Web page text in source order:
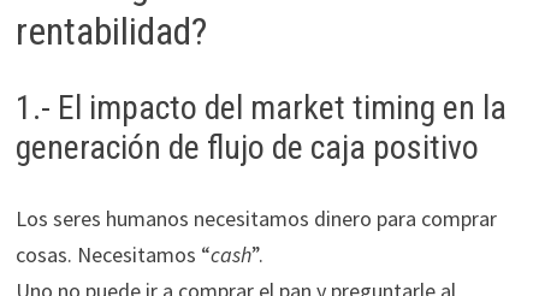
rentabilidad?
1.- El impacto del market timing en la
generación de flujo de caja positivo
Los seres humanos necesitamos dinero para comprar
cosas. Necesitamos “cash”.